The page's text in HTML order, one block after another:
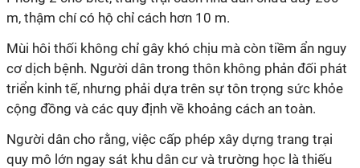
m, thậm chí có hộ chỉ cách hơn 10 m.
Mùi hôi thối không chỉ gây khó chịu mà còn tiềm ẩn nguy
cơ dịch bệnh. Người dân trong thôn không phản đối phát
triển kinh tế, nhưng phải dựa trên sự tôn trọng sức khỏe
cộng đồng và các quy định về khoảng cách an toàn.
Người dân cho rằng, việc cấp phép xây dựng trang trại
quy mô lớn ngay sát khu dân cư và trường học là thiếu